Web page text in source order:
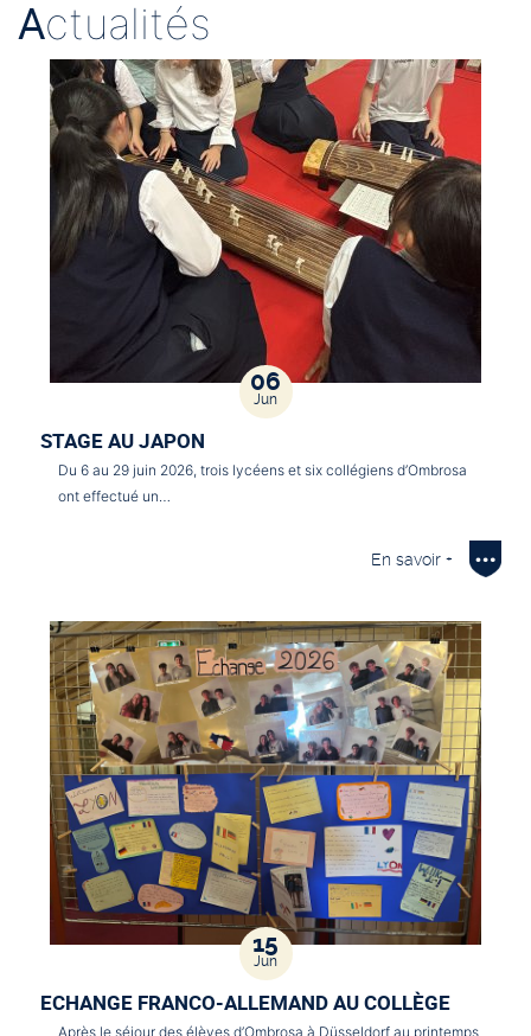
Actualités
06
Jun
STAGE AU JAPON
Du 6 au 29 juin 2026, trois lycéens et six collégiens d’Ombrosa
ont effectué un…
En savoir +
15
Jun
ECHANGE FRANCO-ALLEMAND AU COLLÈGE
Après le séjour des élèves d’Ombrosa à Düsseldorf au printemps